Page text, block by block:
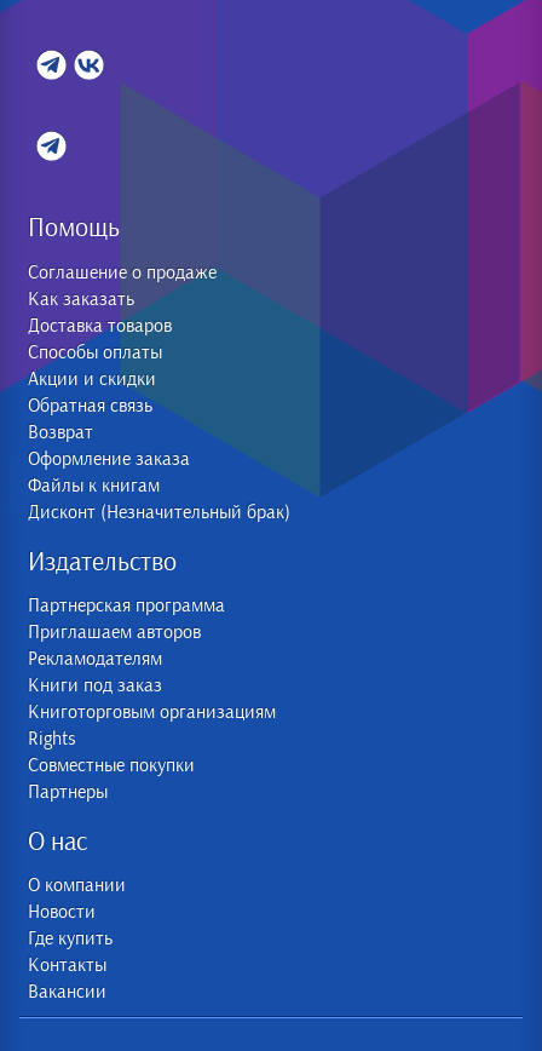
Помощь
Соглашение о продаже
Как заказать
Доставка товаров
Способы оплаты
Акции и скидки
Обратная связь
Возврат
Оформление заказа
Файлы к книгам
Дисконт (Незначительный брак)
Издательство
Партнерская программа
Приглашаем авторов
Рекламодателям
Книги под заказ
Книготорговым организациям
Rights
Совместные покупки
Партнеры
О нас
О компании
Новости
Где купить
Контакты
Вакансии